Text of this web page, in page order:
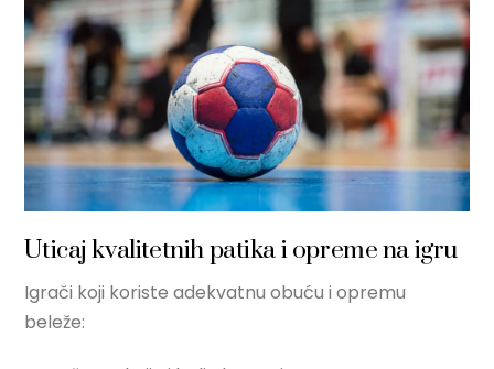
Uticaj kvalitetnih patika i opreme na igru
Igrači koji koriste adekvatnu obuću i opremu
beleže: